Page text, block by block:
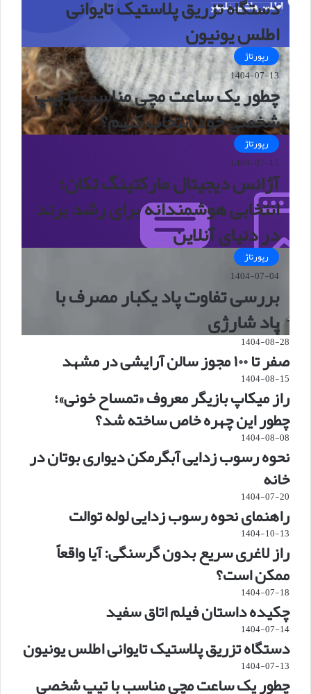
دستگاه تزریق پلاستیک تایوانی
اطلس یونیون
رپورتاژ
1404-07-13
چطور یک ساعت مچی مناسب با تیپ
شخصی خود انتخاب کنیم؟
رپورتاژ
1404-07-15
آژانس دیجیتال مارکتینگ تکان؛
انتخابی هوشمندانه برای رشد برند
در دنیای آنلاین
رپورتاژ
1404-07-04
بررسی تفاوت پاد یکبار مصرف با
پاد شارژی
1404-08-28
صفر تا ۱۰۰ مجوز سالن آرایشی در مشهد
1404-08-15
راز میکاپ بازیگر معروف «تمساح خونی»؛
چطور این چهره خاص ساخته شد؟
1404-08-08
نحوه رسوب زدایی آبگرمکن دیواری بوتان در
خانه
1404-07-20
راهنمای نحوه رسوب زدایی لوله توالت
1404-10-13
راز لاغری سریع بدون گرسنگی: آیا واقعاً
ممکن است؟
1404-07-18
چکیده داستان فیلم اتاق سفید
1404-07-14
دستگاه تزریق پلاستیک تایوانی اطلس یونیون
1404-07-13
چطور یک ساعت مچی مناسب با تیپ شخصی